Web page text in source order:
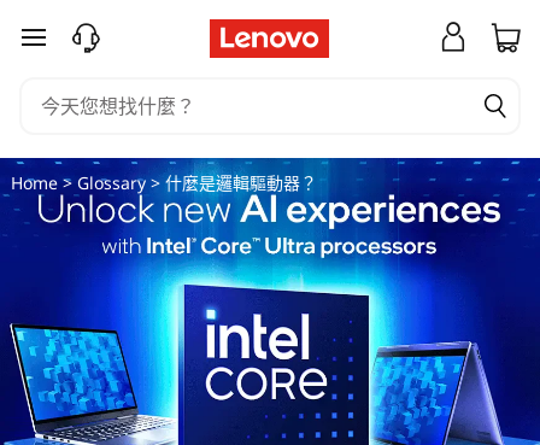
什
邏
輯
動
器
跳至主要內容
Home> Glossary> 什麼是邏輯驅動器？